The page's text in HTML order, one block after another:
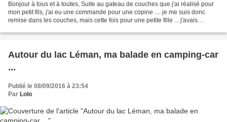
Bonjour à tous et à toutes, Suite au gateau de couches que j'ai réalisé pour
mon petit fils, j'ai eu une commande pour une copine .... je me suis donc
remise dans les couches, mais cette fois pour une petite fille ... j'avais
Autour du lac Léman, ma balade en camping-car
...
Publié le 08/09/2016 à 23:54
Par Lolo